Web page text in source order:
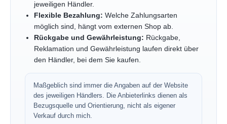
jeweiligen Händler.
Flexible Bezahlung: Welche Zahlungsarten
möglich sind, hängt vom externen Shop ab.
Rückgabe und Gewährleistung: Rückgabe,
Reklamation und Gewährleistung laufen direkt über
den Händler, bei dem Sie kaufen.
Maßgeblich sind immer die Angaben auf der Website
des jeweiligen Händlers. Die Anbieterlinks dienen als
Bezugsquelle und Orientierung, nicht als eigener
Verkauf durch mich.